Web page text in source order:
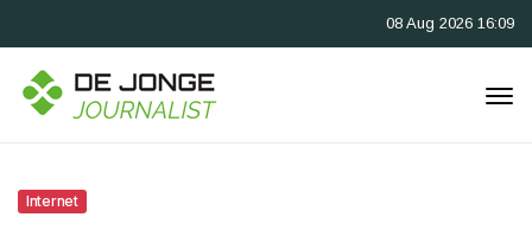
08 Aug 2026 16:09
Internet